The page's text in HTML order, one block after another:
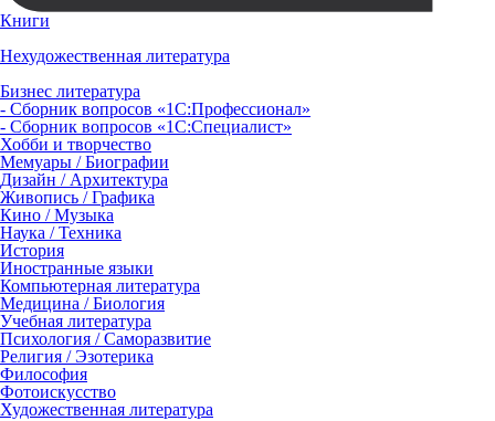
Книги
Нехудожественная литература
Бизнес литература
- Сборник вопросов «1С:Профессионал»
- Сборник вопросов «1С:Специалист»
Хобби и творчество
Мемуары / Биографии
Дизайн / Архитектура
Живопись / Графика
Кино / Музыка
Наука / Техника
История
Иностранные языки
Компьютерная литература
Медицина / Биология
Учебная литература
Психология / Саморазвитие
Религия / Эзотерика
Философия
Фотоискусство
Художественная литература